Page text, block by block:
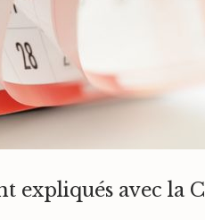
expliqués avec la